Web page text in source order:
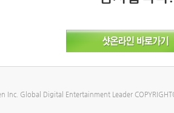
Inc. Global Digital Entertainment Leader